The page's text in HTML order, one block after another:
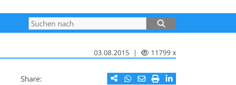
03.08.2015 | 11799 x
Share: